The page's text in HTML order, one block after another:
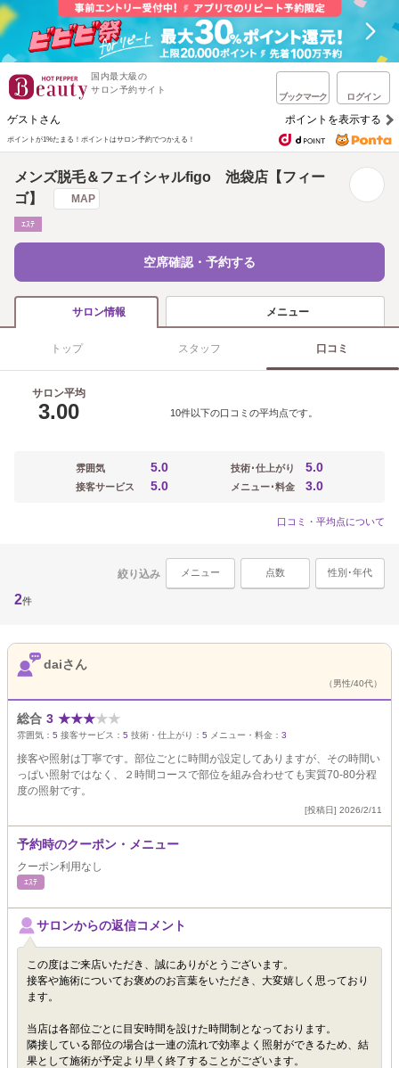
国内最大級の
サロン予約サイト
ブックマーク ログイン
ゲストさん ポイントを表示する
ポイントが1%たまる！ ポイントはサロン予約でつかえる！
メンズ脱毛＆フェイシャルfigo 池袋店【フィー
ゴ】
MAP
ｴｽﾃ
空席確認・予約する
サロン情報 メニュー
トップ スタッフ 口コミ
サロン平均
3.00 10件以下の口コミの平均点です。
雰囲気 5.0
接客サービス 5.0
技術･仕上がり 5.0
メニュー･料金 3.0
口コミ・平均点について
絞り込み メニュー 点数 性別･年代
2件
daiさん
（男性/40代）
総合 3 ★★★★★
雰囲気： 5 接客サービス： 5 技術・仕上がり： 5 メニュー・料金： 3
接客や照射は丁寧です。部位ごとに時間が設定してありますが、その時間い
っぱい照射ではなく、２時間コースで部位を組み合わせても実質70-80分程
度の照射です。
[投稿日] 2026/2/11
予約時のクーポン・メニュー
クーポン利用なし
ｴｽﾃ
サロンからの返信コメント
この度はご来店いただき、誠にありがとうございます。
接客や施術についてお褒めのお言葉をいただき、大変嬉しく思っており
ます。
当店は各部位ごとに目安時間を設けた時間制となっております。
隣接している部位の場合は一連の流れで効率よく照射ができるため、結
果として施術が予定より早く終了することがございます。